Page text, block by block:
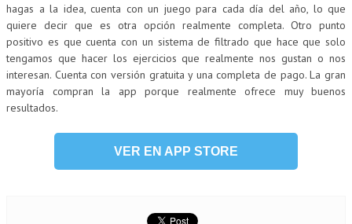
hagas a la idea, cuenta con un juego para cada día del año, lo que
quiere decir que es otra opción realmente completa. Otro punto
positivo es que cuenta con un sistema de filtrado que hace que solo
tengamos que hacer los ejercicios que realmente nos gustan o nos
interesan. Cuenta con versión gratuita y una completa de pago. La gran
mayoría compran la app porque realmente ofrece muy buenos
resultados.
VER EN APP STORE